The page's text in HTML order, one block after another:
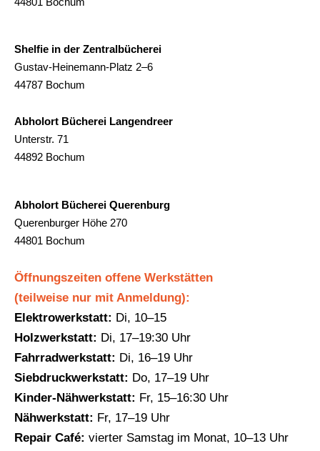
Shelfie in der Zentralbücherei
Gustav-Heinemann-Platz 2–6
44787 Bochum
Abholort Bücherei Langendreer
Unterstr. 71
44892 Bochum
Abholort Bücherei Querenburg
Querenburger Höhe 270
44801 Bochum
Öffnungszeiten offene Werkstätten
(teilweise nur mit Anmeldung):
Elektrowerkstatt: Di, 10–15
Holzwerkstatt: Di, 17–19:30 Uhr
Fahrradwerkstatt: Di, 16–19 Uhr
Siebdruckwerkstatt: Do, 17–19 Uhr
Kinder-Nähwerkstatt: Fr, 15–16:30 Uhr
Nähwerkstatt: Fr, 17–19 Uhr
Repair Café: vierter Samstag im Monat, 10–13 Uhr